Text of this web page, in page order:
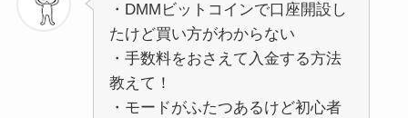
・DMMビットコインで口座開設し
たけど買い方がわからない
・手数料をおさえて入金する方法
教えて！
・モードがふたつあるけど初心者